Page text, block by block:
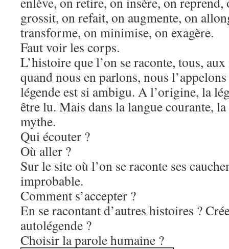
grossit, on refait, on augmente, on
transforme, on minimise, on exagère.
Faut voir les corps.
L’histoire que l’on se raconte, tous,
quand nous en parlons, nous
légende est si ambigu. A l’origine, la
être lu. Mais dans la langue courante,
mythe.
Qui écouter ?
Où aller ?
Sur le site où l’on se raconte ses
improbable.
Comment s’accepter ?
En se racontant d’autres histoires ?
autolégende ?
Choisir la parole humaine ?